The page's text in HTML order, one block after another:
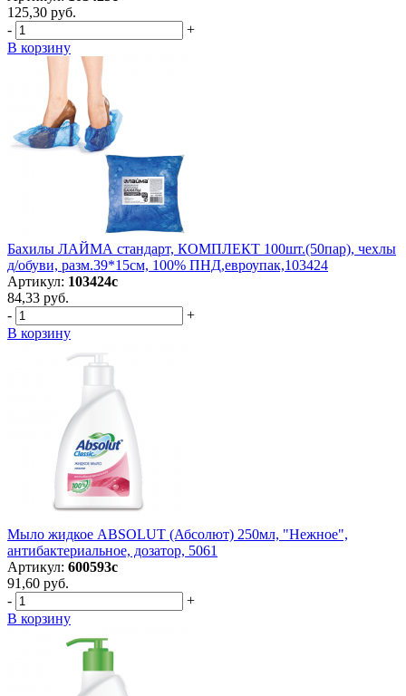
125,30 руб.
-
+
В корзину
Бахилы ЛАЙМА стандарт, КОМПЛЕКТ 100шт.(50пар), чехлы
д/обуви, разм.39*15см, 100% ПНД,евроупак,103424
Артикул: 103424с
84,33 руб.
-
+
В корзину
Мыло жидкое ABSOLUT (Абсолют) 250мл, "Нежное",
антибактериальное, дозатор, 5061
Артикул: 600593с
91,60 руб.
-
+
В корзину